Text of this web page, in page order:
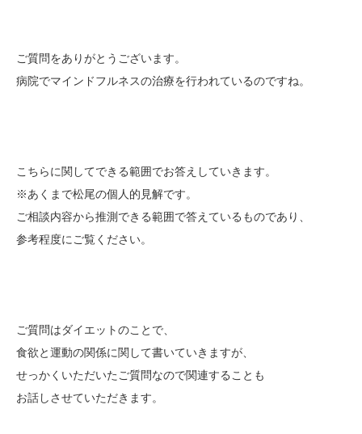
ご質問をありがとうございます。
病院でマインドフルネスの治療を行われているのですね。
こちらに関してできる範囲でお答えしていきます。
※あくまで松尾の個人的見解です。
ご相談内容から推測できる範囲で答えているものであり、
参考程度にご覧ください。
ご質問はダイエットのことで、
食欲と運動の関係に関して書いていきますが、
せっかくいただいたご質問なので関連することも
お話しさせていただきます。